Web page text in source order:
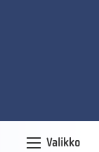
Valikko